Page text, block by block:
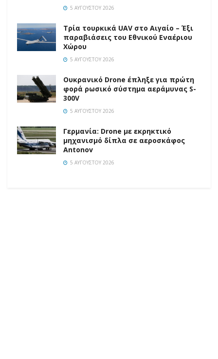
5 ΑΥΓΟΎΣΤΟΥ 2026
Τρία τουρκικά UAV στο Αιγαίο – Έξι
παραβιάσεις του Εθνικού Εναέριου
Χώρου
5 ΑΥΓΟΎΣΤΟΥ 2026
Ουκρανικό Drone έπληξε για πρώτη
φορά ρωσικό σύστημα αεράμυνας S-
300V
5 ΑΥΓΟΎΣΤΟΥ 2026
Γερμανία: Drone με εκρηκτικό
μηχανισμό δίπλα σε αεροσκάφος
Antonov
5 ΑΥΓΟΎΣΤΟΥ 2026